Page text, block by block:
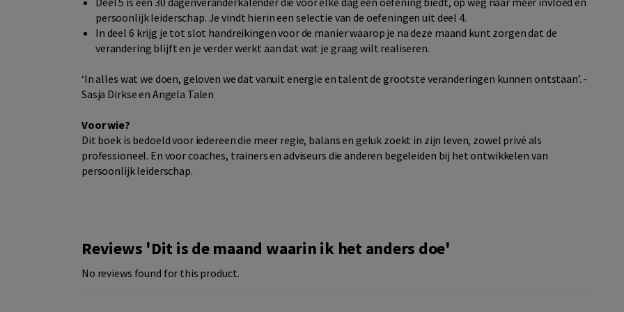
persoonlijk leiderschap. Je vindt hierin een selectie van de oefeningen uit deel 4.
In deel 6 krijg je tot slot handreikingen voor de manier waarop je na deze maand kunt zorgen dat de
verandering blijft en je verder werkt aan dat wat je graag wilt realiseren.
‘In alles wat we doen, geloven we dat vanuit energie en talent de grootste veranderingen kunnen ontstaan’. -
Sasja Dirkse en Angela Talen
Voor wie?
Dit boek is bedoeld voor iedereen die meer regie, balans en geluk zoekt in zijn leven, zowel privé als
professioneel. En voor coaches, trainers en adviseurs die anderen begeleiden bij het ontwikkelen van
persoonlijk leiderschap.
Reviews 'Dit is de maand waarin ik het anders doe'
No reviews found for this product.